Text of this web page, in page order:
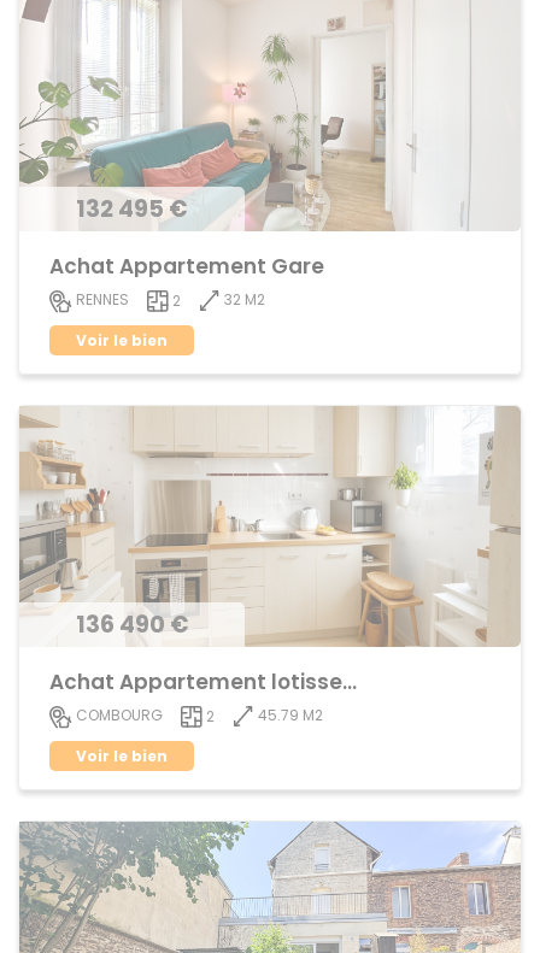
132 495 €
Achat Appartement Gare
RENNES 2
32 M2
Voir le bien
136 490 €
Achat Appartement lotissement
COMBOURG 2
45.79 M2
Voir le bien